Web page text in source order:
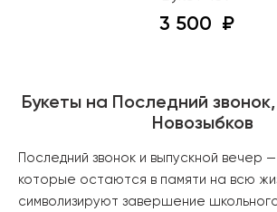
3 500
Букеты на Последний звонок,
Новозыбков
Последний звонок и выпускной вечер
которые остаются в памяти на всю
символизируют завершение